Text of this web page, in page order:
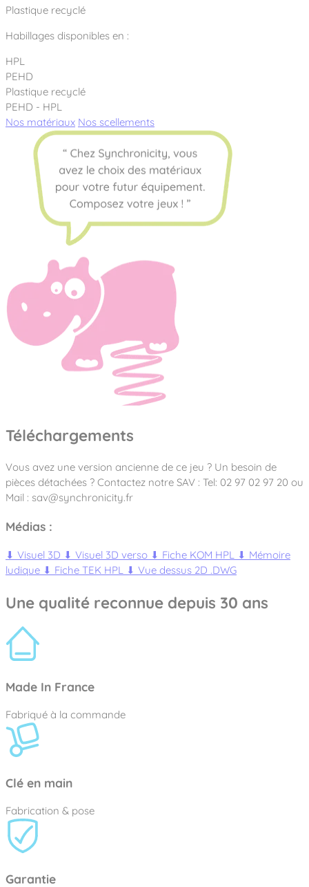
Plastique recyclé
Habillages disponibles en :
HPL
PEHD
Plastique recyclé
PEHD - HPL
Nos matériaux Nos scellements
Téléchargements
Vous avez une version ancienne de ce jeu ? Un besoin de
pièces détachées ? Contactez notre SAV : Tel: 02 97 02 97 20 ou
Mail : sav@synchronicity.fr
Médias :
⬇ Visuel 3D ⬇ Visuel 3D verso ⬇ Fiche KOM HPL ⬇ Mémoire
ludique ⬇ Fiche TEK HPL ⬇ Vue dessus 2D .DWG
Une qualité reconnue depuis 30 ans
Made In France
Fabriqué à la commande
Clé en main
Fabrication & pose
Garantie